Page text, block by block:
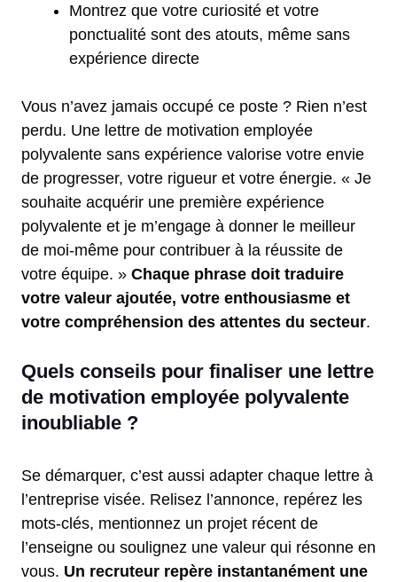
Montrez que votre curiosité et votre
ponctualité sont des atouts, même sans
expérience directe
Vous n’avez jamais occupé ce poste ? Rien n’est
perdu. Une lettre de motivation employée
polyvalente sans expérience valorise votre envie
de progresser, votre rigueur et votre énergie. « Je
souhaite acquérir une première expérience
polyvalente et je m’engage à donner le meilleur
de moi-même pour contribuer à la réussite de
votre équipe. » Chaque phrase doit traduire
votre valeur ajoutée, votre enthousiasme et
votre compréhension des attentes du secteur.
Quels conseils pour finaliser une lettre
de motivation employée polyvalente
inoubliable ?
Se démarquer, c’est aussi adapter chaque lettre à
l’entreprise visée. Relisez l’annonce, repérez les
mots-clés, mentionnez un projet récent de
l’enseigne ou soulignez une valeur qui résonne en
vous. Un recruteur repère instantanément une